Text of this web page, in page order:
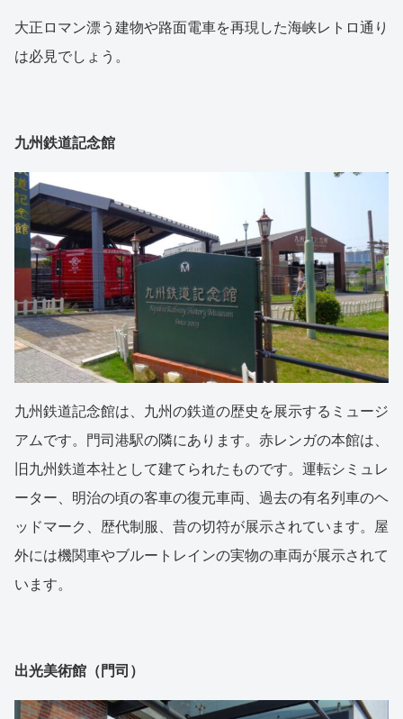
大正ロマン漂う建物や路面電車を再現した海峡レトロ通り
は必見でしょう。
九州鉄道記念館
九州鉄道記念館は、九州の鉄道の歴史を展示するミュージ
アムです。門司港駅の隣にあります。赤レンガの本館は、
旧九州鉄道本社として建てられたものです。運転シミュレ
ーター、明治の頃の客車の復元車両、過去の有名列車のヘ
ッドマーク、歴代制服、昔の切符が展示されています。屋
外には機関車やブルートレインの実物の車両が展示されて
います。
出光美術館（門司）